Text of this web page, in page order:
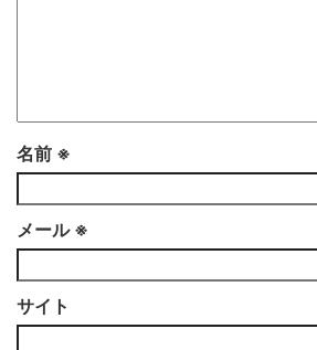
名前 ※
メール ※
サイト